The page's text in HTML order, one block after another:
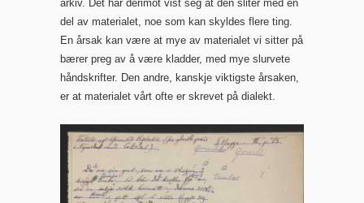
arkiv. Det har derimot vist seg at den sliter med en
del av materialet, noe som kan skyldes flere ting.
En årsak kan være at mye av materialet vi sitter på
bærer preg av å være kladder, med mye slurvete
håndskrifter. Den andre, kanskje viktigste årsaken,
er at materialet vårt ofte er skrevet på dialekt.